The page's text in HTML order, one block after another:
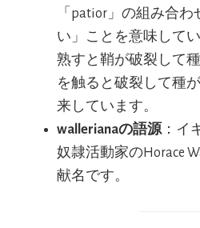
「patior」の組み合
い」ことを意味して
熟すと鞘が破裂して
を触ると破裂して種
来しています。
wallerianaの語源：イ
奴隷活動家のHorace
献名です。